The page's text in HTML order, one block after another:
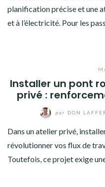
planification précise et une
et à l’électricité. Pour les
Installer un pont
privé :
par DON
Dans un atelier privé,
révolutionner vos flux de
Toutefois, ce projet exige